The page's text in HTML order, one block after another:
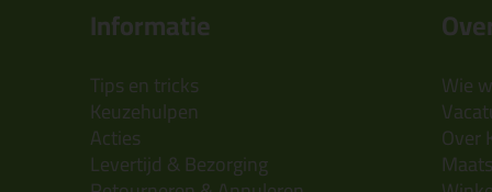
Informatie
Tips en tricks
Keuzehulpen
Acties
Levertijd & Bezorging
Wie
Over